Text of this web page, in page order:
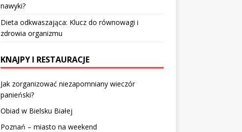
nawyki?
Dieta odkwaszająca: Klucz do równowagi i
zdrowia organizmu
KNAJPY I RESTAURACJE
Jak zorganizować niezapomniany wieczór
panieński?
Obiad w Bielsku Białej
Poznań – miasto na weekend